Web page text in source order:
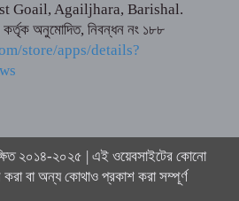
Goail, Agailjhara, Barishal.
কর্তৃক অনুমোদিত, নিবন্ধন নং ১৮৮
২০১৪-২০২৫ | এই ওয়েবসাইটের কোনো
বা অন্য কোথাও প্রকাশ করা সম্পূর্ণ